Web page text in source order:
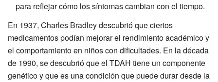
para reflejar cómo los síntomas cambian con el tiempo.
En 1937, Charles Bradley descubrió que ciertos
medicamentos podían mejorar el rendimiento académico y
el comportamiento en niños con dificultades. En la década
de 1990, se descubrió que el TDAH tiene un componente
genético y que es una condición que puede durar desde la